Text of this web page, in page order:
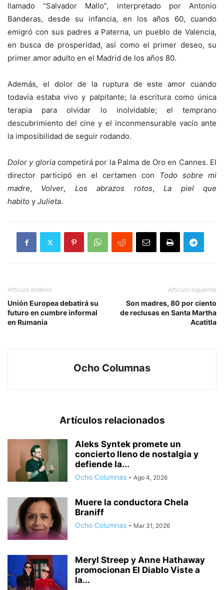
llamado “Salvador Mallo”, interpretado por Antonio
Banderas, desde su infancia, en los años 60, cuando
emigró con sus padres a Paterna, un pueblo de Valencia,
en busca de prosperidad, así como el primer deseo, su
primer amor adulto en el Madrid de los años 80.
Además, el dolor de la ruptura de este amor cuando
todavía estaba vivo y palpitante; la escritura como única
terapia para olvidar lo inolvidable; el temprano
descubrimiento del cine y el inconmensurable vacío ante
la imposibilidad de seguir rodando.
Dolor y gloriacompetirá por la Palma de Oro en Cannes. El
director participó en el certamen con Todo sobre mi
madre, Volver, Los abrazos rotos,La piel que
habito y Julieta.
Artículo anterior
Unión Europea debatirá su
futuro en cumbre informal
en Rumania
Artículo siguiente
Son madres, 80 por ciento
de reclusas en Santa Martha
Acatitla
Ocho Columnas
Artículos relacionados
Aleks Syntek promete un
concierto lleno de nostalgia y
defiende la...
Ocho Columnas - Ago 4, 2026
Muere la conductora Chela
Braniff
Ocho Columnas - Mar 31, 2026
Meryl Streep y Anne Hathaway
promocionan El Diablo Viste a
la...